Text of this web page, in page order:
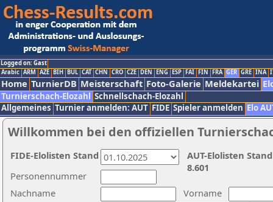
Logged on: Gast
Arabic ARM AZE BIH BUL CAT CHN CRO CZE DEN ENG ESP FAI FIN FRA GER GRE INA
Home TurnierDB Meisterschaft Foto-Galerie Meldekartei
Turnierschach-Elozahl Schnellschach-Elozahl
Allgemeines Turnier anmelden: AUT FIDE Spieler anmelden Elo
Willkommen bei den offiziellen
Nachname
Vorname
Personennummer
AUT-Elolisten
8.601
FIDE-Elolisten Stand